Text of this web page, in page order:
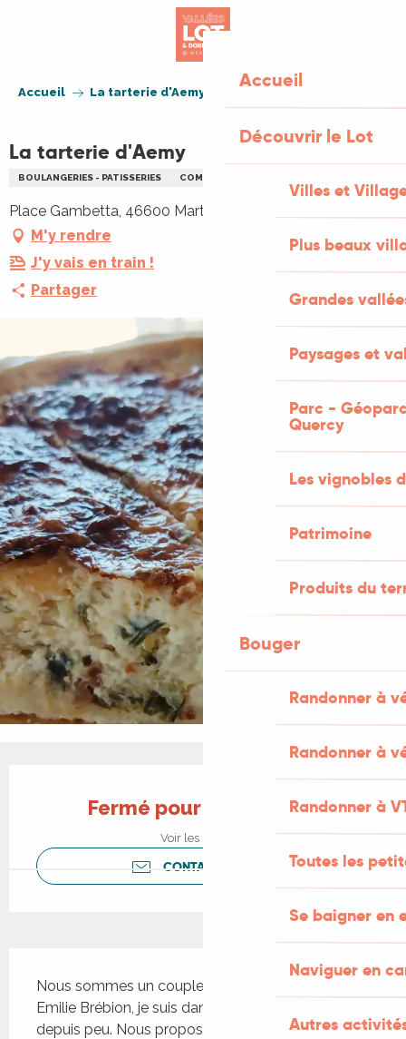
Accueil
Découvrir le Lot
Villes et
Plus beaux
Grandes
Paysages et
Parc -
Quercy
Les vignobles
Patrimoine
Produits du
Bouger
Randonner à
Randonner à
Randonner à
Toutes les
Se baigner en
Naviguer en
Autres
Accueil La tarterie d'Aemy
La tarterie d'Aemy
BOULANGERIES - PATISSERIES COMMERCE ALIMENTATION
Place Gambetta, 46600 Martel
M'y rendre
J'y vais en train !
Partager
Ouverture et coordonnées
Fermé pour aujourd'hui
Voir les horaires
CONTACTEZ-NOUS
Nous sommes un couple, lui est cuisinier et moi,
Emilie Brébion, je suis dans l'hôtellerie et pâtissière
depuis peu. Nous proposons des quiches et des